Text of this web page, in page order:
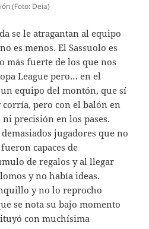
(Foto: Deia)
se le atragantan al equipo
es menos. El Sassuolo es
más fuerte de los que nos
League pero… en el
equipo del montón, que sí
pero con el balón en
precisión en los pases.
jugadores que no
capaces de
de regalos y al llegar
y no había ideas.
y no lo reprocho
se nota su bajo momento
con muchísima